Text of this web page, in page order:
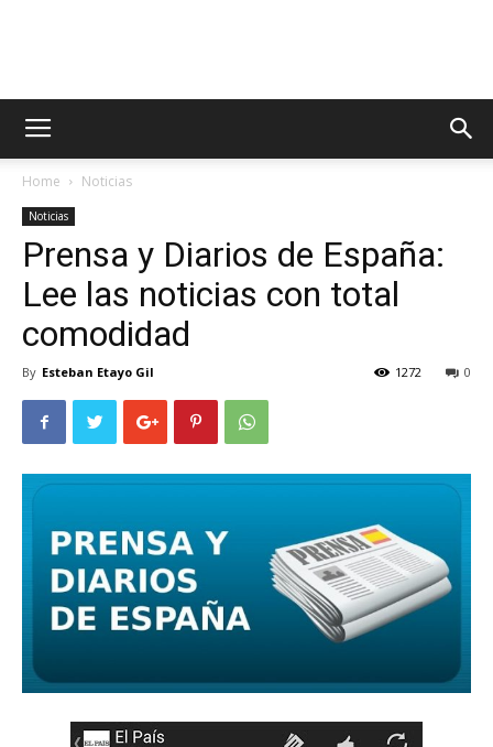
AppsTonic
Home Noticias
Noticias
Prensa y Diarios de España:
Lee las noticias con total
comodidad
By Esteban Etayo Gil 0
1272